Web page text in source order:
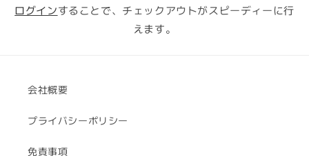
ログインすることで、チェックアウトがスピーディーに行
えます。
会社概要
プライバシーポリシー
免責事項